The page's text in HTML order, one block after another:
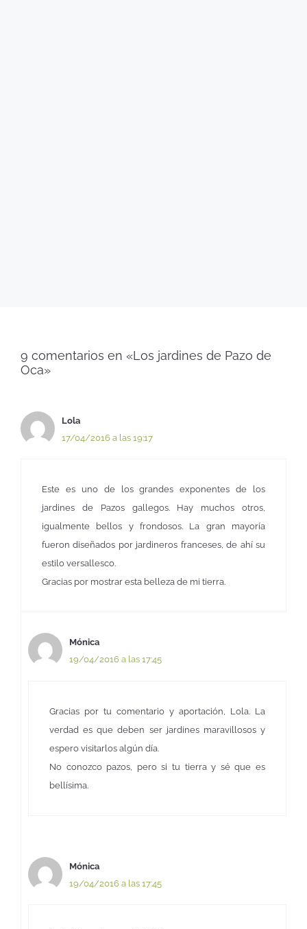
9 comentarios en «Los jardines de Pazo de
Oca»
Lola
17/04/2016 a las 19:17
Este es uno de los grandes exponentes de los
jardines de Pazos gallegos. Hay muchos otros,
igualmente bellos y frondosos. La gran mayoría
fueron diseñados por jardineros franceses, de ahí su
estilo versallesco.
Gracias por mostrar esta belleza de mi tierra.
Mónica
19/04/2016 a las 17:45
Gracias por tu comentario y aportación, Lola. La
verdad es que deben ser jardines maravillosos y
espero visitarlos algún día.
No conozco pazos, pero si tu tierra y sé que es
bellísima.
Mónica
19/04/2016 a las 17:45